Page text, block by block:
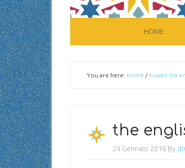
HOME
You are here: Home / Kuwait tra
the
24 Gennaio 2016 By